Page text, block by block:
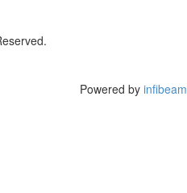
Powered by infibeam